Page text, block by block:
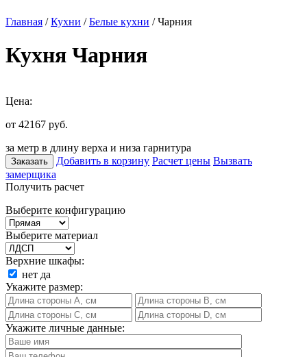
Главная /Кухни /Белые кухни / Чарния
Кухня Чарния
Цена:
от 42167 руб.
за метр в длину верха и низа гарнитура
Заказать Добавить в корзину Расчет цены Вызвать
замерщика
Получить расчет
Выберите конфигурацию
Выберите материал
Верхние шкафы:
нет да
Укажите размер:
Укажите личные данные: